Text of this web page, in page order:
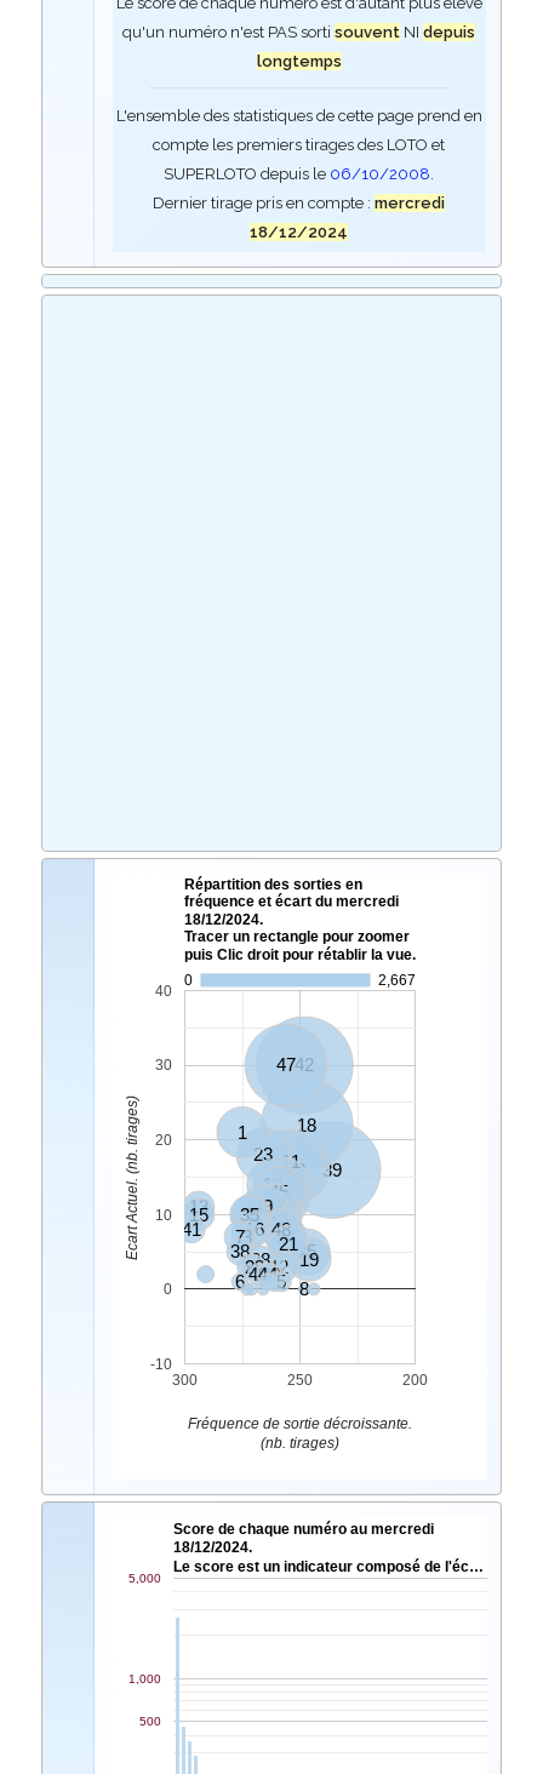
qu'un numéro n'est PAS sortisouvent NIdepuis
longtemps
L'ensemble des statistiques de cette page prend en
compte les premiers tirages des LOTO et
SUPERLOTO depuis le 06/10/2008.
Dernier tirage pris en compte :mercredi
18/12/2024
Répartition des sorties en
fréquence et écart du mercredi
18/12/2024.
Tracer un rectangle pour zoomer
puis Clic droit pour rétablir la vue.
0
2,667
39
42
18
47
32
11
17
23
1
12
33
45
20
25
37
10
19
49
34
48
21
31
35
16
3
7
13
15
2
4
28
38
41
9
2924
30
40445
6 8
300 250 200
-10
0
10
20
30
40
Fréquence de sortie décroissante.
(nb. tirages)
Ecart Actuel. (nb. tirages)
Score de chaque numéro au mercredi
18/12/2024.
Le score est un indicateur composé de l'éc…
500
1,000
5,000